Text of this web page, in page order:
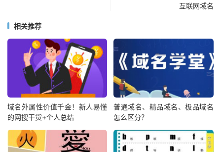
互联网域名
相关推荐
域名外属性价值千金！新人易懂
的网搜干货+个人总结
普通域名、精品域名、极品域名
怎么区分？